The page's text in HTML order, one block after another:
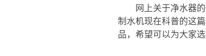
网上关于净水器
制水机现在科普的这
品，希望可以为大家